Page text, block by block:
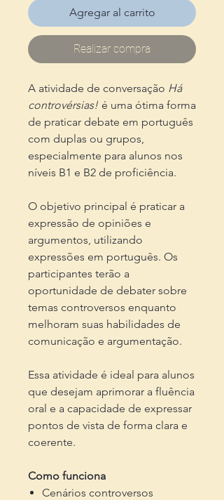
Agregar al carrito
Realizar compra
A atividade de conversação Há
controvérsias! é uma ótima forma
de praticar debate em português
com duplas ou grupos,
especialmente para alunos nos
níveis B1 e B2 de proficiência.
O objetivo principal é praticar a
expressão de opiniões e
argumentos, utilizando
expressões em português. Os
participantes terão a
oportunidade de debater sobre
temas controversos enquanto
melhoram suas habilidades de
comunicação e argumentação.
Essa atividade é ideal para alunos
que desejam aprimorar a fluência
oral e a capacidade de expressar
pontos de vista de forma clara e
coerente.
Como funciona
Cenários controversos